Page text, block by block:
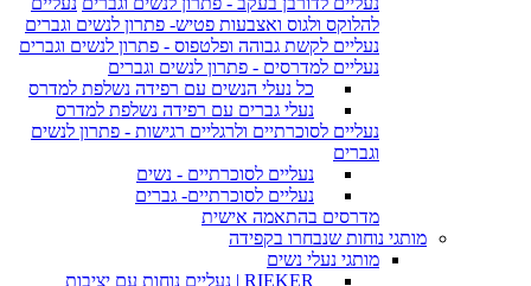
להלוקס ולגוס ואצבעות פטיש- פתרון לנשים וגברים
נעליים לקשת גבוהה ופלטפוס - פתרון לנשים וגברים
נעליים למדרסים - פתרון לנשים וגברים
כל נעלי הנשים עם רפידה נשלפת למדרס
נעלי גברים עם רפידה נשלפת למדרס
נעליים לסוכרתיים ולרגליים רגישות - פתרון לנשים
וגברים
נעליים לסוכרתיים - נשים
נעליים לסוכרתיים- גברים
מדרסים בהתאמה אישית
מותגי נוחות שנבחרו בקפידה
מותגי נעלי נשים
RIEKER | נעליים נוחות עם יציבות